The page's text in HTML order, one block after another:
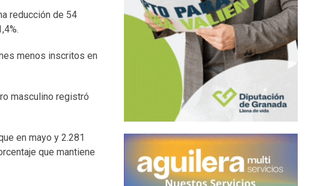
reducción de 54
menos inscritos en
masculino registró
en mayo y 2.281
que mantiene